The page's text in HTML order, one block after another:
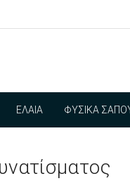
ΈΛΑΙΑ ΦΥΣΙΚΆ